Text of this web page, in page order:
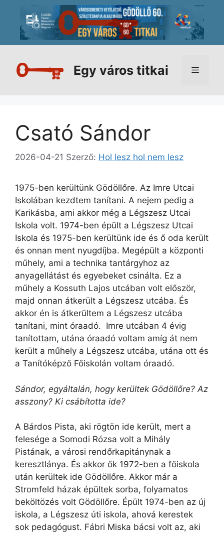
tartalomba
Egy város titkai Menü
Csató Sándor
2026-04-21 Szerző: Hol lesz hol nem lesz
1975-ben kerültünk Gödöllőre. Az Imre Utcai
Iskolában kezdtem tanítani. A nejem pedig a
Karikásba, ami akkor még a Légszesz Utcai
Iskola volt. 1974-ben épült a Légszesz Utcai
Iskola és 1975-ben kerültünk ide és ő oda került
és onnan ment nyugdíjba. Megépült a központi
műhely, ami a technika tantárgyhoz az
anyagellátást és egyebeket csinálta. Ez a
műhely a Kossuth Lajos utcában volt először,
majd onnan átkerült a Légszesz utcába. És
akkor én is átkerültem a Légszesz utcába
tanítani, mint óraadó. Imre utcában 4 évig
tanítottam, utána óraadó voltam amíg át nem
került a műhely a Légszesz utcába, utána ott és
a Tanítóképző Főiskolán voltam óraadó.
Sándor, egyáltalán, hogy kerültek Gödöllőre? Az
asszony? Ki csábította ide?
A Bárdos Pista, aki rögtön ide került, mert a
felesége a Somodi Rózsa volt a Mihály
Pistának, a városi rendőrkapitánynak a
keresztlánya. És akkor ők 1972-ben a főiskola
után kerültek ide Gödöllőre. Akkor már a
Stromfeld házak épültek sorba, folyamatos
beköltözés volt Gödöllőre. Épült 1974-ben az új
iskola, a Légszesz úti iskola, ahová kerestek
sok pedagógust. Fábri Miska bácsi volt az, aki